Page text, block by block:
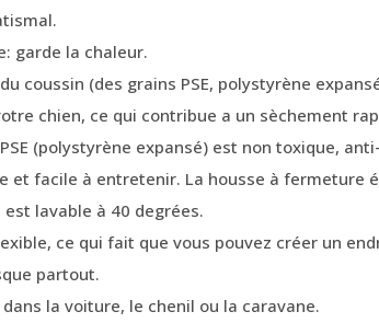
garde la chaleur.
coussin (des grains PSE, polystyrène
chien, ce qui contribue a un sèchement
(polystyrène expansé) est non toxique,
et facile à entretenir. La housse à fermeture
est lavable à 40 degrées.
ce qui fait que vous pouvez créer un
partout.
la voiture, le chenil ou la caravane.